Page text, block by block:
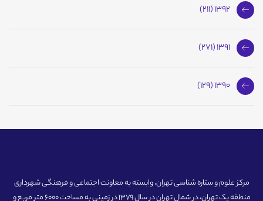
1392 (211)
1391 (271)
1390 (129)
مرکز علوم و ستاره شناسی تهران، وابسته به معاونت اجتماعی و فرهنگی شهرداری
منطقه یک تهران، در شمال تهران در سال 1379 در زمینی به مساحت 6000 متر مربع و